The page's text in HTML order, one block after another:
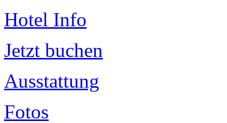
Hotel Info
Jetzt buchen
Ausstattung
Fotos